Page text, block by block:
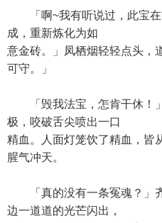
「啊~我有听说过，此宝在
成，重新炼化为如
意金砖。」凤栖烟轻轻点头，
可守。」
「毁我法宝，怎肯干休！
极，咬破舌尖喷出一口
精血。人面灯笼饮了精血，皆
腥气冲天。
「真的没有一条冤魂？」
边一道道的光芒闪出，